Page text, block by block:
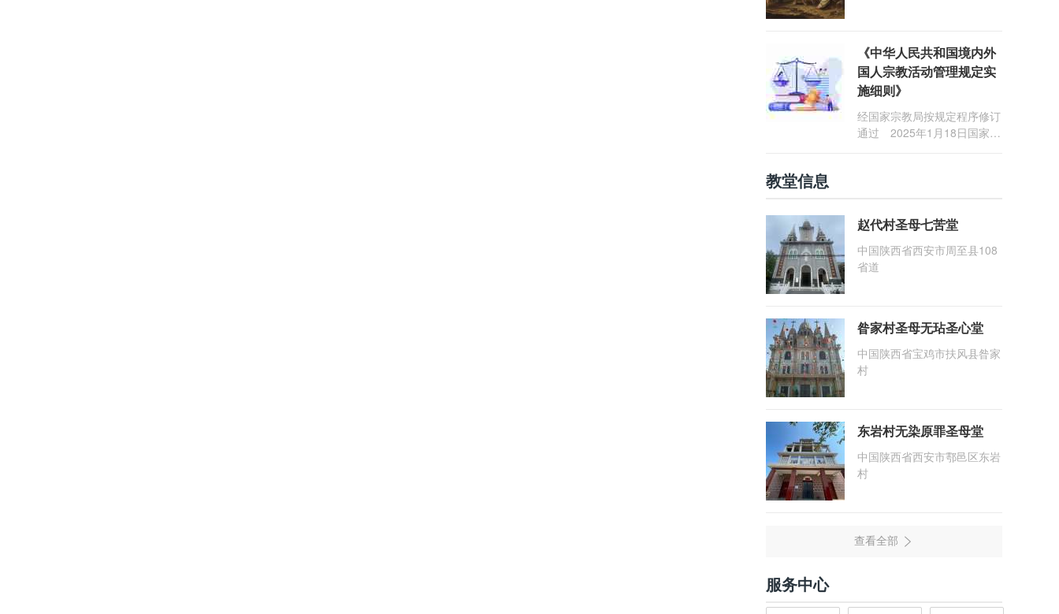
《中华人民共和国境内外
国人宗教活动管理规定实
施细则》
经国家宗教局按规定程序修订
通过 2025年1月18日国家宗
教堂信息
赵代村圣母七苦堂
中国陕西省西安市周至县108
省道
昝家村圣母无玷圣心堂
中国陕西省宝鸡市扶风县昝家
村
东岩村无染原罪圣母堂
中国陕西省西安市鄠邑区东岩
村
服务中心